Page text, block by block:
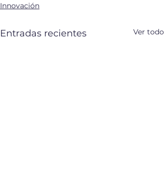
Innovación
Entradas recientes Ver todo